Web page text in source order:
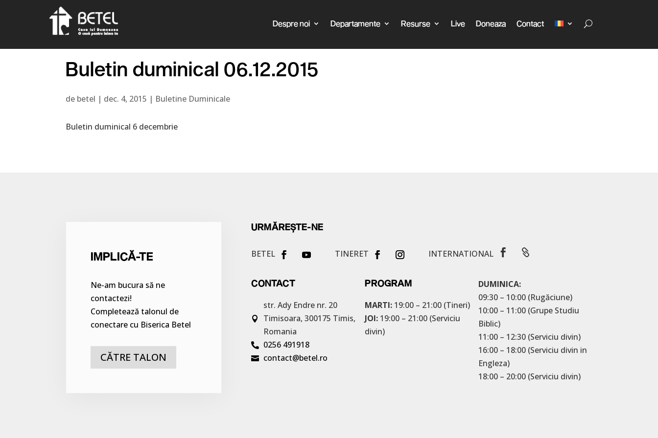
Despre noi Departamente Resurse Live Doneaza Contact
Buletin duminical 06.12.2015
de betel | dec. 4, 2015 | Buletine Duminicale
Buletin duminical 6 decembrie
IMPLICĂ-TE
Ne-am bucura să ne
contactezi!
Completează talonul de
conectare cu Biserica Betel
CĂTRE TALON
URMĂREȘTE-NE
BETEL TINERET INTERNATIONAL  
CONTACT

str. Ady Endre nr. 20
Timisoara, 300175 Timis,
Romania
 0256 491918
 contact@betel.ro
PROGRAM
MARTI: 19:00 – 21:00 (Tineri)
JOI: 19:00 – 21:00 (Serviciu
divin)
DUMINICA:
09:30 – 10:00 (Rugăciune)
10:00 – 11:00 (Grupe Studiu
Biblic)
11:00 – 12:30 (Serviciu divin)
16:00 – 18:00 (Serviciu divin in
Engleza)
18:00 – 20:00 (Serviciu divin)